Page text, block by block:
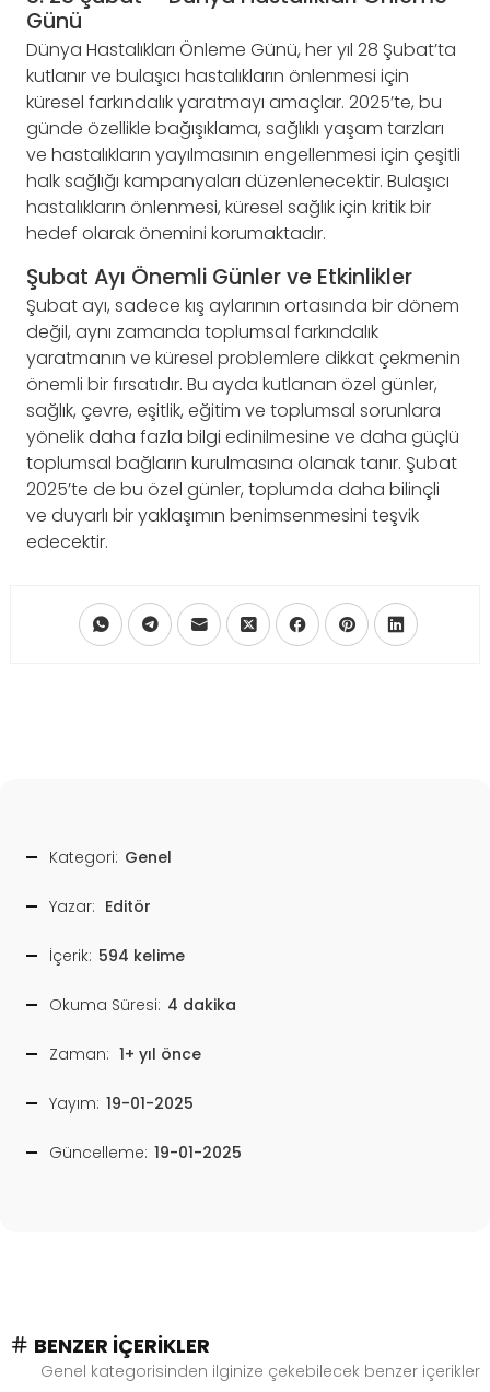
Günü
Dünya Hastalıkları Önleme Günü, her yıl 28 Şubat’ta
kutlanır ve bulaşıcı hastalıkların önlenmesi için
küresel farkındalık yaratmayı amaçlar. 2025’te, bu
günde özellikle bağışıklama, sağlıklı yaşam tarzları
ve hastalıkların yayılmasının engellenmesi için çeşitli
halk sağlığı kampanyaları düzenlenecektir. Bulaşıcı
hastalıkların önlenmesi, küresel sağlık için kritik bir
hedef olarak önemini korumaktadır.
Şubat Ayı Önemli Günler ve Etkinlikler
Şubat ayı, sadece kış aylarının ortasında bir dönem
değil, aynı zamanda toplumsal farkındalık
yaratmanın ve küresel problemlere dikkat çekmenin
önemli bir fırsatıdır. Bu ayda kutlanan özel günler,
sağlık, çevre, eşitlik, eğitim ve toplumsal sorunlara
yönelik daha fazla bilgi edinilmesine ve daha güçlü
toplumsal bağların kurulmasına olanak tanır. Şubat
2025’te de bu özel günler, toplumda daha bilinçli
ve duyarlı bir yaklaşımın benimsenmesini teşvik
edecektir.
Kategori: Genel
Yazar: Editör
İçerik: 594 kelime
Okuma Süresi: 4 dakika
Zaman: 1+ yıl önce
Yayım: 19-01-2025
Güncelleme: 19-01-2025
BENZER İÇERIKLER
Genel kategorisinden ilginize çekebilecek benzer içerikler